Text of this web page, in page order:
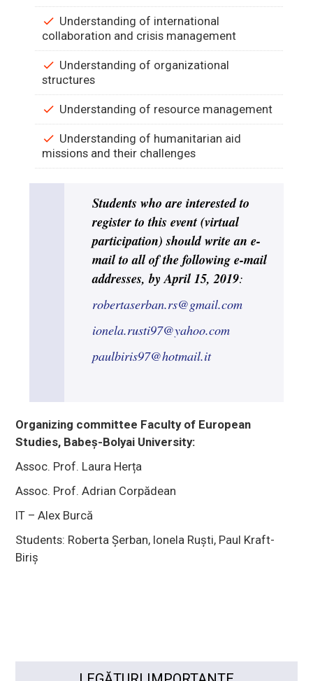
Understanding of international
collaboration and crisis management
Understanding of organizational
structures
Understanding of resource management
Understanding of humanitarian aid
missions and their challenges
Students who are interested to
register to this event (virtual
participation) should write an e-
mail to all of the following e-mail
addresses, by April 15, 2019:
robertaserban.rs@gmail.com
ionela.rusti97@yahoo.com
paulbiris97@hotmail.it
Organizing committee Faculty of European
Studies, Babeș-Bolyai University:
Assoc. Prof. Laura Herța
Assoc. Prof. Adrian Corpădean
IT – Alex Burcă
Students: Roberta Șerban, Ionela Ruști, Paul Kraft-
Biriș